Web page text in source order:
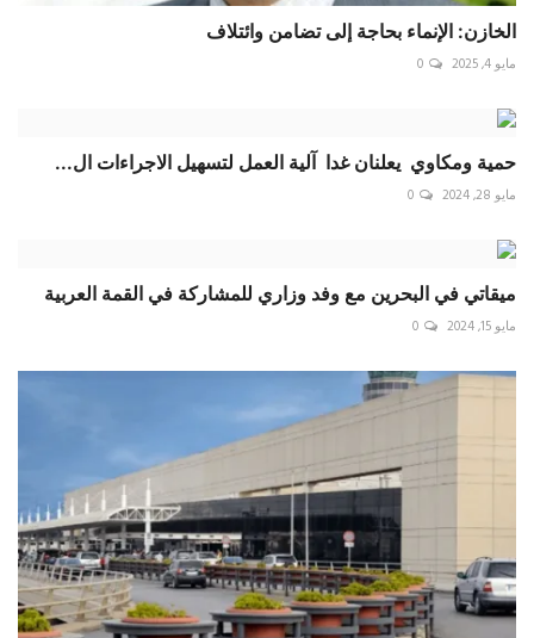
الخازن: الإنماء بحاجة إلى تضامن وائتلاف
مايو 4, 2025 0
حمية ومكاوي يعلنان غدا آلية العمل لتسهيل الاجراءات ال...
مايو 28, 2024 0
ميقاتي في البحرين مع وفد وزاري للمشاركة في القمة العربية
مايو 15, 2024 0